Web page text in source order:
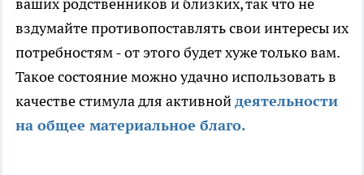
ваших родственников и близких, так что не
вздумайте противопоставлять свои интересы их
потребностям - от этого будет хуже только вам.
Такое состояние можно удачно использовать в
качестве стимула для активнойдеятельности
на общее материальное благо.